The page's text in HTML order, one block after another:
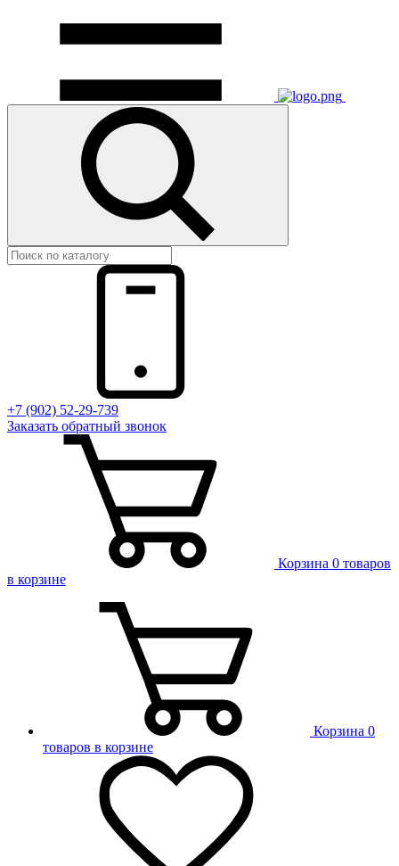
+7 (902) 52-29-739
Заказать обратный звонок
Корзина 0 товаров
в корзине
Корзина 0
товаров в корзине